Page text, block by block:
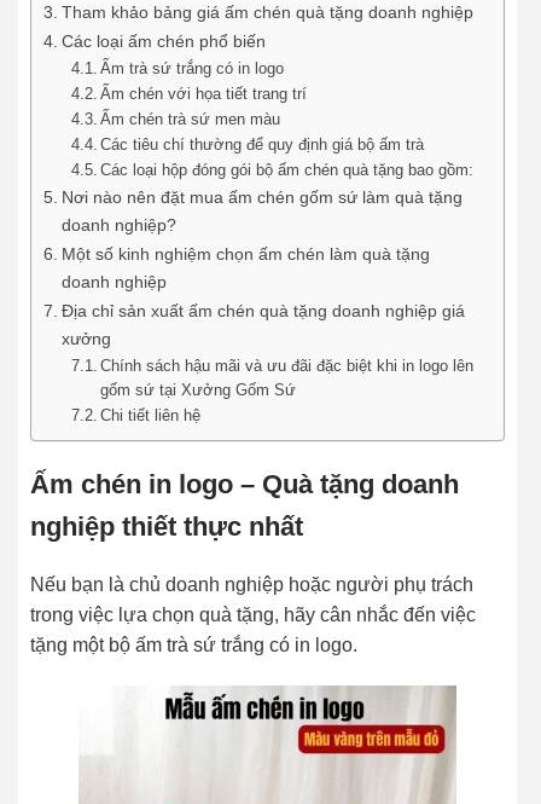
Tham khảo bảng giá ấm chén quà tặng doanh nghiệp
Các loại ấm chén phổ biến
Ấm trà sứ trắng có in logo
Ấm chén với họa tiết trang trí
Ấm chén trà sứ men màu
Các tiêu chí thường để quy định giá bộ ấm trà
Các loại hộp đóng gói bộ ấm chén quà tặng bao gồm:
Nơi nào nên đặt mua ấm chén gốm sứ làm quà tặng
doanh nghiệp?
Một số kinh nghiệm chọn ấm chén làm quà tặng
doanh nghiệp
Địa chỉ sản xuất ấm chén quà tặng doanh nghiệp giá
xưởng
Chính sách hậu mãi và ưu đãi đặc biệt khi in logo lên
gốm sứ tại Xưởng Gốm Sứ
Chi tiết liên hệ
Ấm chén in logo – Quà tặng doanh
nghiệp thiết thực nhất
Nếu bạn là chủ doanh nghiệp hoặc người phụ trách
trong việc lựa chọn quà tặng, hãy cân nhắc đến việc
tặng một bộ ấm trà sứ trắng có in logo.